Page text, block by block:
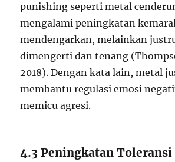
punishing seperti metal
mengalami peningkatan
mendengarkan, melainkan
dimengerti dan tenang
2018). Dengan kata lain, metal
membantu regulasi emosi
memicu agresi.
4.3 Peningkatan Toleransi